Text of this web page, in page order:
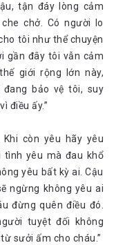
tận đáy lòng cảm
chở. Có người lo
tôi như thể chuyện
gần đây tôi vẫn cảm
giới rộng lớn này,
bảo vệ tôi, suy
điều ấy.”
còn yêu hãy yêu
tình yêu mà đau khổ
yêu bất kỳ ai. Cậu
ngừng không yêu ai
đừng quên điều đó.
tuyệt đối không
sưởi ấm cho cháu.”